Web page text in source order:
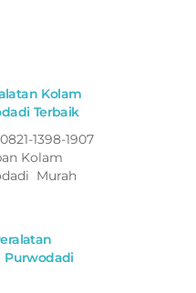
Kolam
Terbaik
1398-1907
Kolam
Murah
Purwodadi